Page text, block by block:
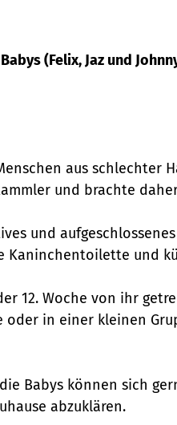
(Felix, Jaz und
aus schlechter
und brachte
und
Kaninchentoilette und
12. Woche von ihr
in einer kleinen
Babys können sich
abzuklären.